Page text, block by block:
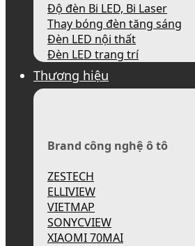
Độ đèn Bi LED, Bi Laser
Thay bóng đèn tăng sáng
Đèn LED nội thất
Đèn LED trang trí
Thương hiệu
Brand công nghệ ô tô
ZESTECH
ELLIVIEW
VIETMAP
SONYCVIEW
XIAOMI 70MAI